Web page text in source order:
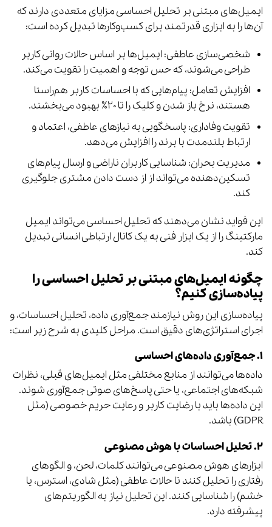
ایمیل‌های مبتنی بر تحلیل احساسی مزایای متعددی دارند که
آن‌ها را به ابزاری قدرتمند برای کسب‌وکارها تبدیل کرده است:
شخصی‌سازی عاطفی: ایمیل‌ها بر اساس حالات روانی کاربر
طراحی می‌شوند، که حس توجه و اهمیت را تقویت می‌کند.
افزایش تعامل: پیام‌هایی که با احساسات کاربر هم‌راستا
هستند، نرخ باز شدن و کلیک را تا ۲۰٪ بهبود می‌بخشند.
تقویت وفاداری: پاسخگویی به نیازهای عاطفی، اعتماد و
ارتباط بلندمدت با برند را افزایش می‌دهد.
مدیریت بحران: شناسایی کاربران ناراضی و ارسال پیام‌های
تسکین‌دهنده می‌تواند از از دست دادن مشتری جلوگیری
کند.
این فواید نشان می‌دهند که تحلیل احساسی می‌تواند ایمیل
مارکتینگ را از یک ابزار فنی به یک کانال ارتباطی انسانی تبدیل
کند.
چگونه ایمیل‌های مبتنی بر تحلیل احساسی را
پیاده‌سازی کنیم؟
پیاده‌سازی این روش نیازمند جمع‌آوری داده، تحلیل احساسات، و
اجرای استراتژی‌های دقیق است. مراحل کلیدی به شرح زیر است:
۱. جمع‌آوری داده‌های احساسی
داده‌ها می‌توانند از منابع مختلفی مثل ایمیل‌های قبلی، نظرات
شبکه‌های اجتماعی، یا حتی پاسخ‌های صوتی جمع‌آوری شوند.
این داده‌ها باید با رضایت کاربر و رعایت حریم خصوصی (مثل
GDPR) باشد.
۲. تحلیل احساسات با هوش مصنوعی
ابزارهای هوش مصنوعی می‌توانند کلمات، لحن، و الگوهای
رفتاری را تحلیل کنند تا حالات عاطفی (مثل شادی، استرس، یا
خشم) را شناسایی کنند. این تحلیل نیاز به الگوریتم‌های
پیشرفته دارد.